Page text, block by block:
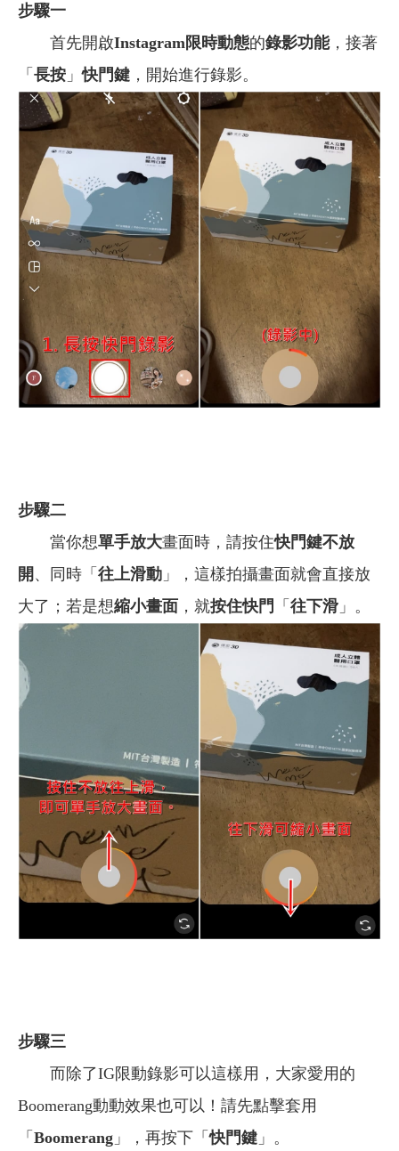
步驟一
首先開啟Instagram限時動態的錄影功能，接著
「 長按 」快門鍵 ，開始進行錄影。
步驟二
當你想單手放大畫面時，請按住快門鍵不放
開 、同時「 往上滑動 」，這樣拍攝畫面就會直接放
大了；若是想縮小畫面 ，就按住快門 「 往下滑 」。
步驟三
而除了IG限動錄影可以這樣用，大家愛用的
Boomerang動動效果也可以！請先點擊套用
「 Boomerang 」，再按下「快門鍵 」。